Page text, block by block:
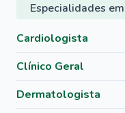
Especialidades
Cardiologista
Clínico Geral
Dermatologista